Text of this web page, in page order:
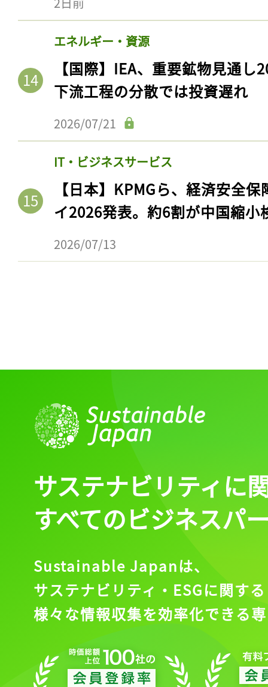
エネルギー・資源
【国際】IEA、重要鉱物見通
下流工程の分散では投資遅れ
2026/07/21
IT・ビジネスサービス
【日本】KPMGら、経済安全
イ2026発表。約6割が中国縮小
2026/07/13
サステナビリティに
すべてのビジネスパ
Sustainable Japanは、
サステナビリティ・ESGに関する
様々な情報収集を効率化できる